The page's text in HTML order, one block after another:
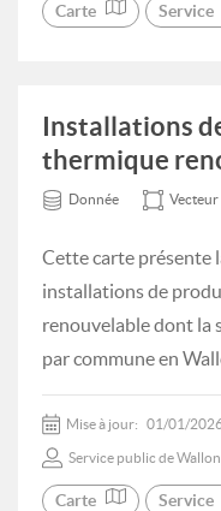
Carte Service
Installations
thermique
Donnée Vecteur
Cette carte présente
installations de
renouvelable dont la
par commune en
Mise à jour: 01/01/
Service public de
Carte Service